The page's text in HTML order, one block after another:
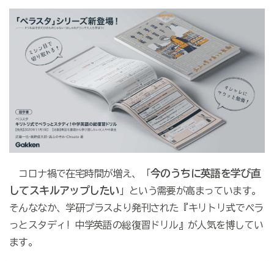
コロナ禍で在宅時間が増え、「今のうちに英語を学び直
してスキルアップしたい 」という需要が高まっています。
そんななか、学研プラスより発刊された『キリトリ式でペラ
っとスタディ! 中学英語の総復習ドリル』が人気を博してい
ます。